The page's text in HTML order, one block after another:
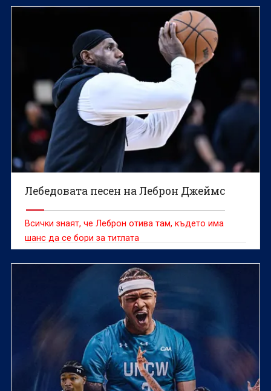
Лебедовата песен на Леброн Джеймс
Всички знаят, че Леброн отива там, където има
шанс да се бори за титлата